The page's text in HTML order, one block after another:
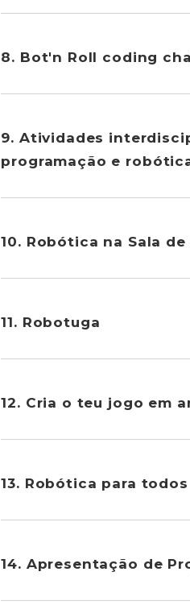
8. Bot'n Roll coding
9. Atividades
programação e
10. Robótica na Sala de
11. Robotuga
12. Cria o teu jogo em
13. Robótica para todos
14. Apresentação de